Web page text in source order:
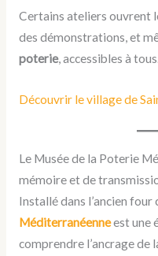
Certains ateliers ouvrent
des démonstrations, et
poterie, accessibles à
Découvrir le village de
Le Musée de la Poterie
mémoire et de
Installé dans l’ancien four
Méditerranéenneest une
comprendre l’ancrage de